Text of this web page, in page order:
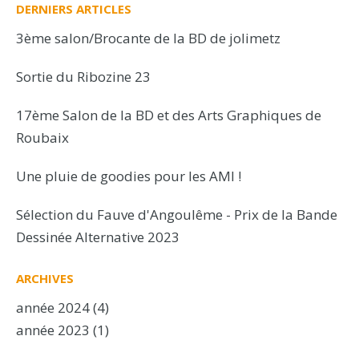
DERNIERS ARTICLES
3ème salon/Brocante de la BD de jolimetz
Sortie du Ribozine 23
17ème Salon de la BD et des Arts Graphiques de
Roubaix
Une pluie de goodies pour les AMI !
Sélection du Fauve d'Angoulême - Prix de la Bande
Dessinée Alternative 2023
ARCHIVES
année 2024(4)
année 2023 (1)